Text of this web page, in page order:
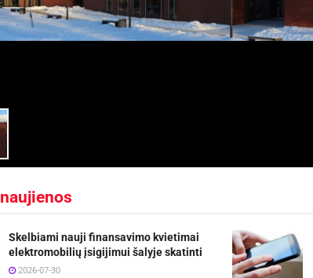
naujienos
Skelbiami nauji finansavimo kvietimai
elektromobilių įsigijimui šalyje skatinti
2026-07-30